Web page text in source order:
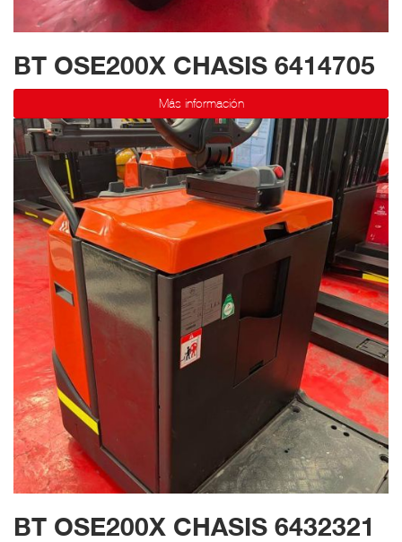
BT OSE200X CHASIS 6414705
Más información
BT OSE200X CHASIS 6432321